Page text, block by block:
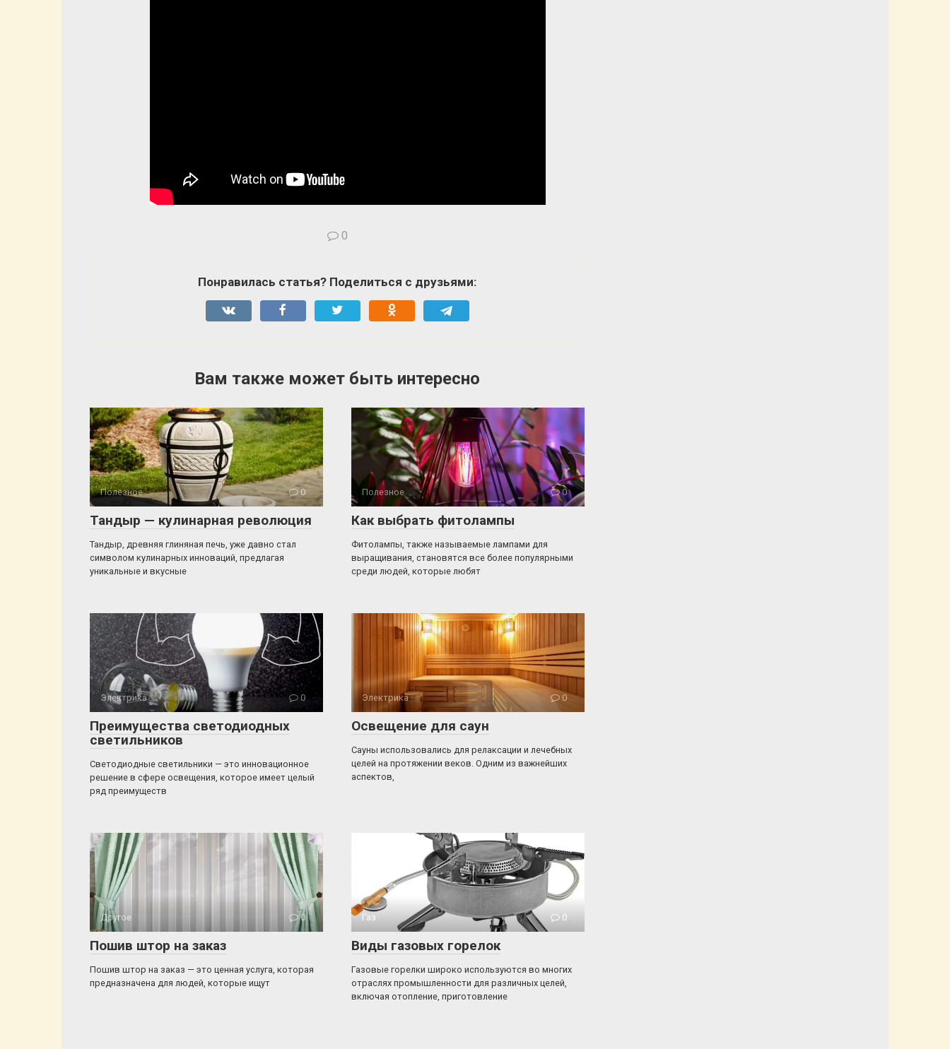
0
Понравилась статья? Поделиться с друзьями:
Вам также может быть интересно
Полезное 0
Тандыр — кулинарная революция
Тандыр, древняя глиняная печь, уже давно стал
символом кулинарных инноваций, предлагая
уникальные и вкусные
Полезное 0
Как выбрать фитолампы
Фитолампы, также называемые лампами для
выращивания, становятся все более популярными
среди людей, которые любят
Электрика 0
Преимущества светодиодных
светильников
Светодиодные светильники — это инновационное
решение в сфере освещения, которое имеет целый
ряд преимуществ
Электрика 0
Освещение для саун
Сауны использовались для релаксации и лечебных
целей на протяжении веков. Одним из важнейших
аспектов,
Другое 0
Пошив штор на заказ
Пошив штор на заказ — это ценная услуга, которая
предназначена для людей, которые ищут
Газ 0
Виды газовых горелок
Газовые горелки широко используются во многих
отраслях промышленности для различных целей,
включая отопление, приготовление